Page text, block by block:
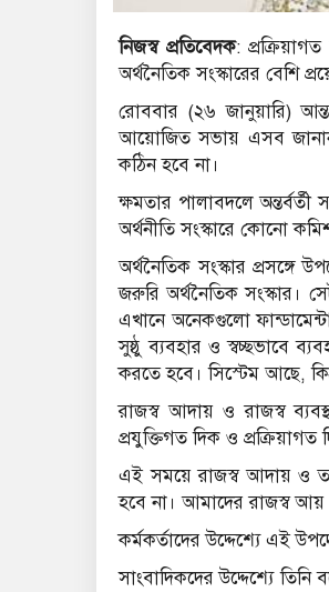
নিজস্ব প্রতিবেদক:
অর্থনৈতিক সংস্কারের বেশি
রোববার (২৬ জানুয়ারি)
আয়োজিত সভায় এসব জানান
কঠিন হবে না।
ক্ষমতার পালাবদলে
অর্থনীতি সংস্কারে কোনো
অর্থনৈতিক সংস্কার প্রসঙ্গে
জরুরি অর্থনৈতিক সংস্কার।
এখানে অনেকগুলো
সুষ্ঠু ব্যবহার ও স্বচ্ছভাবে
করতে হবে। সিস্টেম আছে,
রাজস্ব আদায় ও রাজস্ব
প্রযুক্তিগত দিক ও
এই সময়ে রাজস্ব আদায় ও তা
হবে না। আমাদের রাজস্ব
কর্মকর্তাদের উদ্দেশ্যে এই
সাংবাদিকদের উদ্দেশ্যে